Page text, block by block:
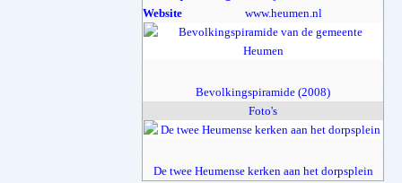
Website
www.heumen.nl
Bevolkingspiramide (2008)
Foto's
De twee Heumense kerken aan het dorpsplein